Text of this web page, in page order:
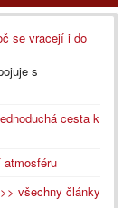
se vracejí i do
s
cesta k
atmosféru
>> všechny články